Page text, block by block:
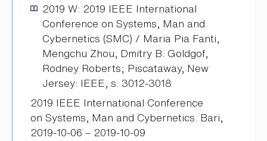
2019 W: 2019 IEEE International
Conference on Systems, Man and
Cybernetics (SMC) / Maria Pia Fanti,
Mengchu Zhou, Dmitry B. Goldgof,
Rodney Roberts; Piscataway, New
Jersey: IEEE, s. 3012-3018
2019 IEEE International Conference
on Systems, Man and Cybernetics. Bari,
2019-10-06 – 2019-10-09